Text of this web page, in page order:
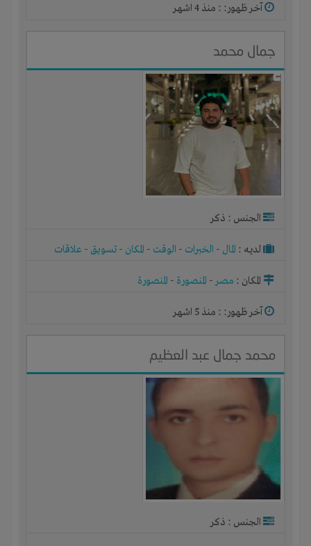
آخر ظهور: : منذ 4 اشهر
جمال محمد
الجنس : ذكر
لديـه : المال - الخبرات - الوقت - المكان - تسويق - علاقات
المكان : مصر- المنصورة - المنصورة
آخر ظهور: : منذ 5 اشهر
محمد جمال عبد العظيم
الجنس : ذكر